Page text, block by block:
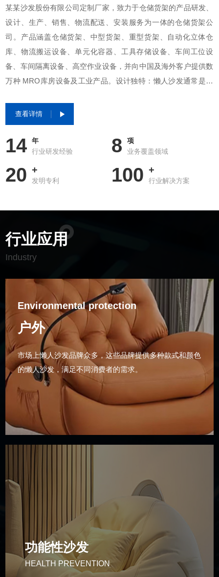
某某沙发股份有限公司定制厂家，致力于仓储货架的产品研发、
设计、生产、销售、物流配送、安装服务为一体的仓储货架公
司。产品涵盖仓储货架、中型货架、重型货架、自动化立体仓
库、物流搬运设备、单元化容器、工具存储设备、车间工位设
备、车间隔离设备、高空作业设备，并向中国及海外客户提供数
万种 MRO库房设备及工业产品。设计独特：懒人沙发通常是一
等，里套一般选用透气性好的无纺布套，内填则多是高密度聚苯
乙烯粒子（泡沫颗粒），这些粒子让沙发具有良好的流动性和柔
软度，人坐上去能够自然贴合身体曲线。舒适度高：懒人沙发采
用人体工程学设计，贴合人体曲线，坐躺皆宜，可有效缓解疲
劳，提高舒适度。灵活性强：懒人沙发不仅可以根据需要随时移
动，而且占用空间较小，方便收纳和搬运。个性化定制：可根据
加个性化。舒适贴合：由于内部填充的是具有流动性的泡沫颗
粒，当人坐上去时，沙发能够根据身体的姿势和重量分布，自然
地贴合身体曲线，提供全方位的支撑，让人仿佛被温柔包裹，舒
适感十足。移动方便：懒人沙发一般体积不大，重量较轻，方便
间，或者在房间内调整位置。风格百搭：无论是简约现代风、北
欧风、日式风还是工业风等家居风格，懒人沙发都能很好地融入
其中，为家居环境增添一份独特的休...
查看详情
14
年
行业研发经验
8
项
业务覆盖领域
20 +
发明专利 100 +
行业解决方案
行业应用
Industry
Environmental protection
户外
市场上懒人沙发品牌众多，这些品牌提供多种款式和颜色
的懒人沙发，满足不同消费者的需求。
功能性沙发
HEALTH PREVENTION